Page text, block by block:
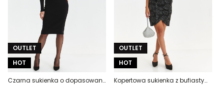
OUTLET
HOT
Czarna sukienka o dopasowanym kroju
OUTLET
HOT
Kopertowa sukienka z bufiastym rękawem i kwiatowym wzorem